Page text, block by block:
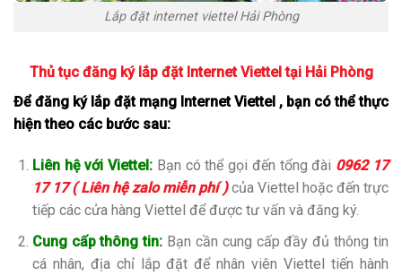
Lắp đặt internet viettel Hải Phòng
Thủ tục đăng ký lắp đặt Internet Viettel tại Hải Phòng
Để đăng ký lắp đặt mạng Internet Viettel , bạn có thể thực
hiện theo các bước sau:
Liên hệ với Viettel: Bạn có thể gọi đến tổng đài 0962 17
17 17 ( Liên hệ zalo miễn phí )của Viettel hoặc đến trực
tiếp các cửa hàng Viettel để được tư vấn và đăng ký.
Cung cấp thông tin: Bạn cần cung cấp đầy đủ thông tin
cá nhân, địa chỉ lắp đặt để nhân viên Viettel tiến hành